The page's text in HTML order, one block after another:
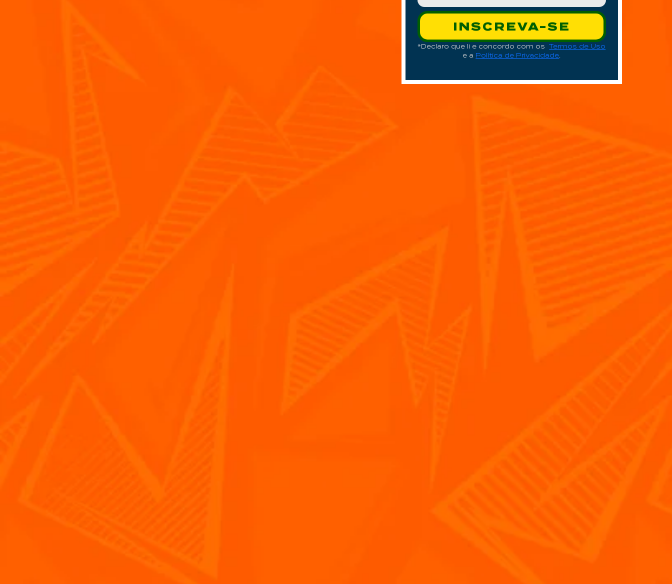
INSCREVA-SE
*Declaro que li e concordo com osTermos de Uso
e a Política de Privacidade